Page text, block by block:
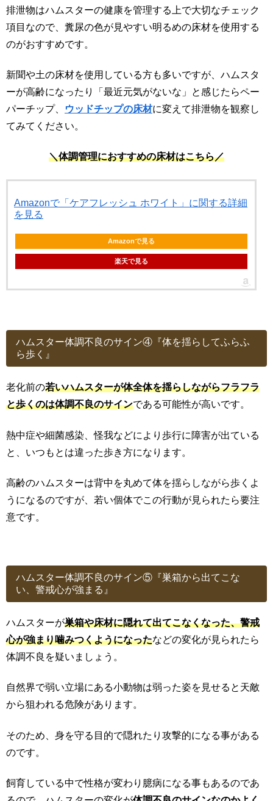
排泄物はハムスターの健康を管理する上で大切なチェック
項目なので、糞尿の色が見やすい明るめの床材を使用する
のがおすすめです。
新聞や土の床材を使用している方も多いですが、ハムスタ
ーが高齢になったり「最近元気がないな」と感じたらペー
パーチップ、
ウッドチップの床材に変えて排泄物を観察し
てみてください。
＼体調管理におすすめの床材はこちら／
Amazonで「ケアフレッシュ ホワイト」に関する詳細
を見る
Amazonで見る
楽天で見る
ハムスター体調不良のサイン④『体を揺らしてふらふ
ら歩く』
老化前の若いハムスターが体全体を揺らしながらフラフラ
と歩くのは体調不良のサインである可能性が高いです。
熱中症や細菌感染、怪我などにより歩行に障害が出ている
と、いつもとは違った歩き方になります。
高齢のハムスターは背中を丸めて体を揺らしながら歩くよ
うになるのですが、若い個体でこの行動が見られたら要注
意です。
ハムスター体調不良のサイン⑤『巣箱から出てこな
い、警戒心が強まる』
ハムスターが巣箱や床材に隠れて出てこなくなった、警戒
心が強まり噛みつくようになったなどの変化が見られたら
体調不良を疑いましょう。
自然界で弱い立場にある小動物は弱った姿を見せると天敵
から狙われる危険があります。
そのため、身を守る目的で隠れたり攻撃的になる事がある
のです。
飼育している中で性格が変わり臆病になる事もあるのであ